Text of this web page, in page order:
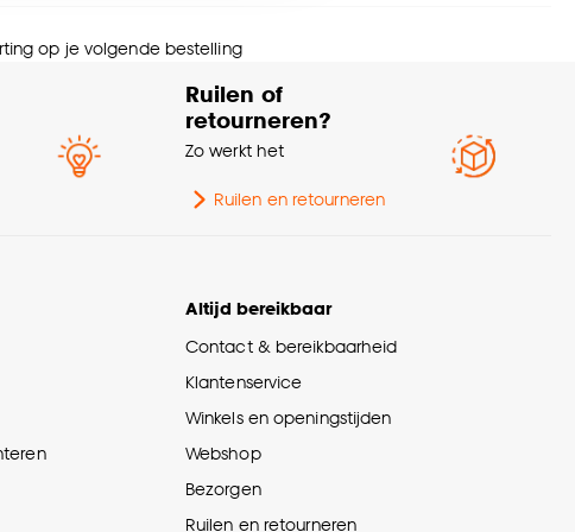
onze
Breedte 16 CM
4 CM
op je volgende bestelling
Ruilen of
retourneren?
Zo werkt het
Ruilen en retourneren
Altijd bereikbaar
Contact & bereikbaarheid
Klantenservice
Winkels en openingstijden
Webshop
Bezorgen
Ruilen en retourneren